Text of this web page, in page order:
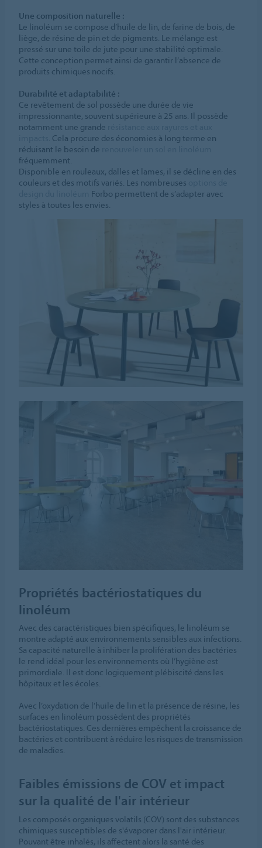
Une composition naturelle :
Le linoléum se compose d’huile de lin, de farine de bois, de
liège, de résine de pin et de pigments. Le mélange est
pressé sur une toile de jute pour une stabilité optimale.
Cette conception permet ainsi de garantir l’absence de
produits chimiques nocifs.
Durabilité et adaptabilité :
Ce revêtement de sol possède une durée de vie
impressionnante, souvent supérieure à 25 ans. Il possède
notamment une grande
. Cela procure des économies à long terme en
réduisant le besoin de
fréquemment.
Disponible en rouleaux, dalles et lames, il se décline en des
couleurs et des motifs variés. Les nombreuses
Forbo permettent de s’adapter avec
styles à toutes les envies.
Propriétés bactériostatiques du
linoléum
Avec des caractéristiques bien spécifiques, le linoléum se
montre adapté aux environnements sensibles aux infections.
Sa capacité naturelle à inhiber la prolifération des bactéries
le rend idéal pour les environnements où l’hygiène est
primordiale. Il est donc logiquement plébiscité dans les
hôpitaux et les écoles.
Avec l’oxydation de l’huile de lin et la présence de résine, les
surfaces en linoléum possèdent des propriétés
bactériostatiques. Ces dernières empêchent la croissance de
bactéries et contribuent à réduire les risques de transmission
de maladies.
Faibles émissions de COV et impact
sur la qualité de l'air intérieur
Les composés organiques volatils (COV) sont des substances
chimiques susceptibles de s'évaporer dans l'air intérieur.
Pouvant être inhalés, ils affectent alors la santé des